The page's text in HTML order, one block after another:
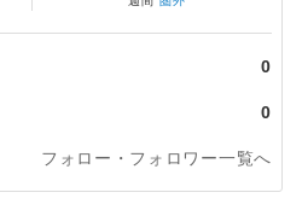
0
0
フォロー・フォロワー一覧へ